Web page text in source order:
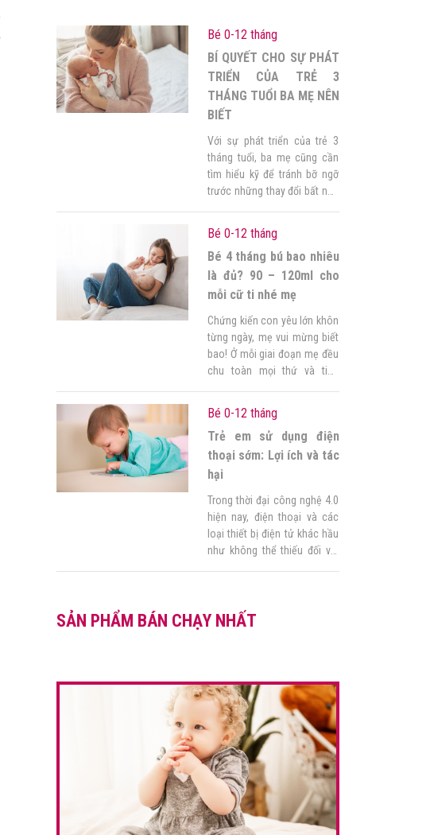
Bé 0-12 tháng
BÍ QUYẾT CHO SỰ PHÁT
TRIỂN CỦA TRẺ 3
THÁNG TUỔI BA MẸ NÊN
BIẾT
Với sự phát triển của trẻ 3
tháng tuổi, ba mẹ cũng cần
tìm hiểu kỹ để tránh bỡ ngỡ
trước những thay đổi bất ngờ
là tháng khởi đầu cho quãng
thời gian tuyệt vời nhất đối với
ba mẹ. Đây là […]
Bé 0-12 tháng
Bé 4 tháng bú bao nhiêu
là đủ? 90 – 120ml cho
mỗi cữ ti nhé mẹ
Chứng kiến con yêu lớn khôn
từng ngày, mẹ vui mừng biết
bao! Ở mỗi giai đoạn mẹ đều
chu toàn mọi thứ và tiếp
hơn. Ngay khi con bước vào
tháng thứ 4, trong lòng mẹ đã
dấy lên câu hỏi bé 4 […]
Bé 0-12 tháng
Trẻ em sử dụng điện
thoại sớm: Lợi ích và tác
hại
Trong thời đại công nghệ 4.0
hiện nay, điện thoại và các
loại thiết bị điện tử khác hầu
như không thể thiếu đối với
mang lại. Bên cạnh đó, những
SẢN PHẨM BÁN CHẠY NHẤT